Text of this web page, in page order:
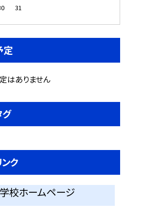
31
定
はありません
グ
ンク
学校ホームページ